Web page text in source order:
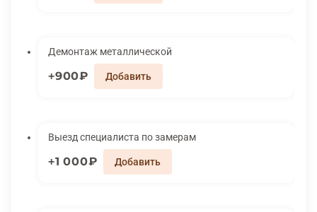
Демонтаж металлической
900₽
Выезд специалиста по замерам
1 000₽